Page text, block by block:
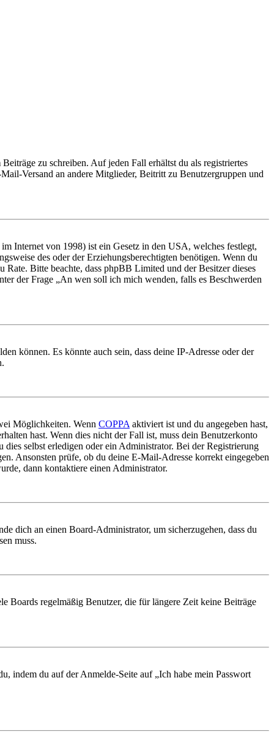
zu schreiben. Auf jeden Fall erhältst du als registriertes
Versand an andere Mitglieder, Beitritt zu Benutzergruppen und
Internet von 1998) ist ein Gesetz in den USA, welches festlegt,
des oder der Erziehungsberechtigten benötigen. Wenn du
Bitte beachte, dass phpBB Limited und der Besitzer dieses
der Frage „An wen soll ich mich wenden, falls es Beschwerden
können. Es könnte auch sein, dass deine IP-Adresse oder der
Möglichkeiten. Wenn COPPA aktiviert ist und du angegeben hast,
hast. Wenn dies nicht der Fall ist, muss dein Benutzerkonto
selbst erledigen oder ein Administrator. Bei der Registrierung
Ansonsten prüfe, ob du deine E-Mail-Adresse korrekt eingegeben
dann kontaktiere einen Administrator.
dich an einen Board-Administrator, um sicherzugehen, dass du
muss.
Boards regelmäßig Benutzer, die für längere Zeit keine Beiträge
indem du auf der Anmelde-Seite auf „Ich habe mein Passwort